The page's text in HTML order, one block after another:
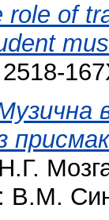
role of
Н.Г.
В.М.